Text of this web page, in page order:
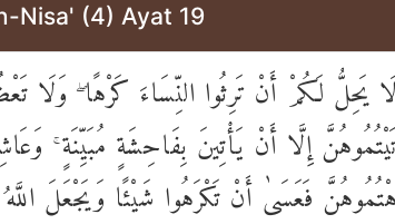
Nisa' (4) Ayat 19
لَا يَحِلُّ لَكُمْ أَنْ تَرِثُوا النِّسَاءَ كَرْهًا ۖ وَلَا
إِلَّا أَنْ يَأْتِينَ بِفَاحِشَةٍ مُبَيِّنَةٍ
فَعَسَىٰ أَنْ تَكْرَهُوا شَيْئًا وَيَجْعَلَ اللَّهُ